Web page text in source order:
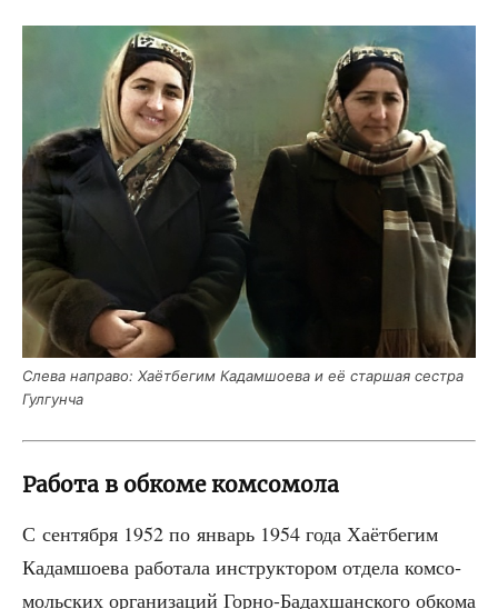
Сле­ва напра­во: Хаёт­бе­гим Кадам­шо­е­ва и её стар­шая сест­ра
Гулгунча
Работа в обкоме комсомола
С сен­тяб­ря 1952 по январь 1954 года Хаёт­бе­гим
Кадам­шо­е­ва рабо­та­ла инструк­то­ром отде­ла ком­со­
моль­ских орга­ни­за­ций Гор­но-Бадах­шан­ско­го обко­ма